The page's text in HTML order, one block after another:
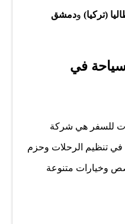
(تركيا) ودمشق
في
للسفر هي شركة
في تنظيم الرحلات وحزم
وخيارات متنوعة